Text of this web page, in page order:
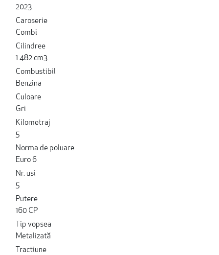
2023
Caroserie
Combi
Cilindree
1 482 cm3
Combustibil
Benzina
Culoare
Gri
Kilometraj
5
Norma de poluare
Euro 6
Nr. usi
5
Putere
160 CP
Tip vopsea
Metalizată
Tractiune